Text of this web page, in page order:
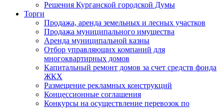
Решения Курганской городской Думы
Торги
Продажа, аренда земельных и лесных участков
Продажа муниципального имущества
Аренда муниципальной казны
Отбор управляющих компаний для
многоквартирных домов
Капитальный ремонт домов за счет средств фонда
ЖКХ
Размещение рекламных конструкций
Концессионные соглашения
Конкурсы на осуществление перевозок по